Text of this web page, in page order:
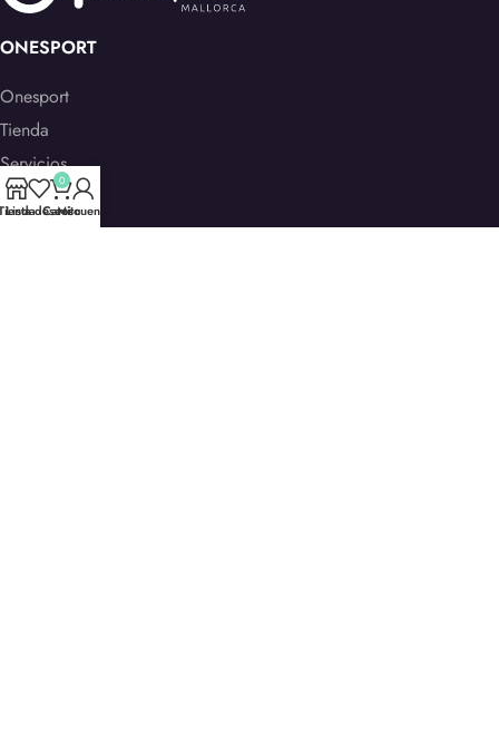
ONESPORT
Onesport
Tienda
Servicios
Contacto
Lista deseos
0
Carrito
Mi cuenta